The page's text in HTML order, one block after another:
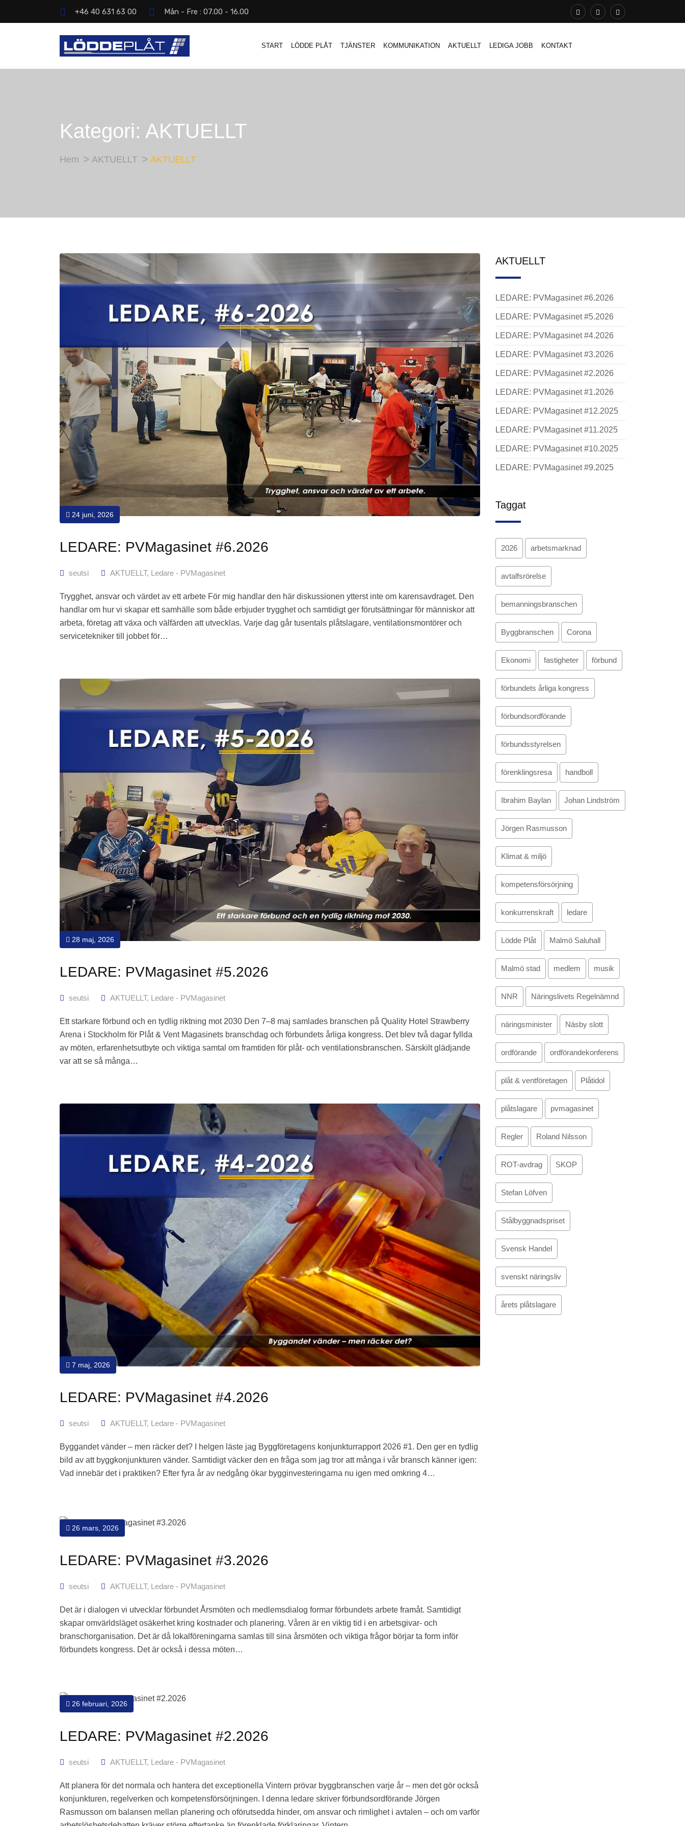
+46 40 631 63 00 Mån - Fre : 07.00 - 16.00
START LÖDDE PLÅT TJÄNSTER KOMMUNIKATION AKTUELLT LEDIGA JOBB KONTAKT
Kategori: AKTUELLT
Hem AKTUELLT AKTUELLT
24 juni, 2026
LEDARE: PVMagasinet #6.2026
seutsi AKTUELLT, Ledare - PVMagasinet
Trygghet, ansvar och värdet av ett arbete För mig handlar den här diskussionen ytterst inte om karensavdraget. Den
handlar om hur vi skapar ett samhälle som både erbjuder trygghet och samtidigt ger förutsättningar för människor att
arbeta, företag att växa och välfärden att utvecklas. Varje dag går tusentals plåtslagare, ventilationsmontörer och
servicetekniker till jobbet för…
28 maj, 2026
LEDARE: PVMagasinet #5.2026
seutsi AKTUELLT, Ledare - PVMagasinet
Ett starkare förbund och en tydlig riktning mot 2030 Den 7–8 maj samlades branschen på Quality Hotel Strawberry
Arena i Stockholm för Plåt & Vent Magasinets branschdag och förbundets årliga kongress. Det blev två dagar fyllda
av möten, erfarenhetsutbyte och viktiga samtal om framtiden för plåt- och ventilationsbranschen. Särskilt glädjande
var att se så många…
7 maj, 2026
LEDARE: PVMagasinet #4.2026
seutsi AKTUELLT, Ledare - PVMagasinet
Byggandet vänder – men räcker det? I helgen läste jag Byggföretagens konjunkturrapport 2026 #1. Den ger en tydlig
bild av att byggkonjunkturen vänder. Samtidigt väcker den en fråga som jag tror att många i vår bransch känner igen:
Vad innebär det i praktiken? Efter fyra år av nedgång ökar bygginvesteringarna nu igen med omkring 4…
26 mars, 2026
LEDARE: PVMagasinet #3.2026
seutsi AKTUELLT, Ledare - PVMagasinet
Det är i dialogen vi utvecklar förbundet Årsmöten och medlemsdialog formar förbundets arbete framåt. Samtidigt
skapar omvärldsläget osäkerhet kring kostnader och planering. Våren är en viktig tid i en arbetsgivar- och
branschorganisation. Det är då lokalföreningarna samlas till sina årsmöten och viktiga frågor börjar ta form inför
förbundets kongress. Det är också i dessa möten…
26 februari, 2026
LEDARE: PVMagasinet #2.2026
seutsi AKTUELLT, Ledare - PVMagasinet
Att planera för det normala och hantera det exceptionella Vintern prövar byggbranschen varje år – men det gör också
konjunkturen, regelverken och kompetensförsörjningen. I denna ledare skriver förbundsordförande Jörgen
Rasmusson om balansen mellan planering och oförutsedda hinder, om ansvar och rimlighet i avtalen – och om varför
AKTUELLT
LEDARE: PVMagasinet #6.2026
LEDARE: PVMagasinet #5.2026
LEDARE: PVMagasinet #4.2026
LEDARE: PVMagasinet #3.2026
LEDARE: PVMagasinet #2.2026
LEDARE: PVMagasinet #1.2026
LEDARE: PVMagasinet #12.2025
LEDARE: PVMagasinet #11.2025
LEDARE: PVMagasinet #10.2025
LEDARE: PVMagasinet #9.2025
Taggat
2026 arbetsmarknad
avtalfsrörelse
bemanningsbranschen
Byggbranschen Corona
Ekonomi fastigheter förbund
förbundets årliga kongress
förbundsordförande
förbundsstyrelsen
förenklingsresa handboll
Ibrahim Baylan Johan Lindström
Jörgen Rasmusson
Klimat & miljö
kompetensförsörjning
konkurrenskraft ledare
Lödde Plåt Malmö Saluhall
Malmö stad medlem musik
NNR Näringslivets Regelnämnd
näringsminister Näsby slott
ordförande ordförandekonferens
plåt & ventföretagen Plåtidol
plåtslagare pvmagasinet
Regler Roland Nilsson
ROT-avdrag SKOP
Stefan Löfven
Stålbyggnadspriset
Svensk Handel
svenskt näringsliv
årets plåtslagare